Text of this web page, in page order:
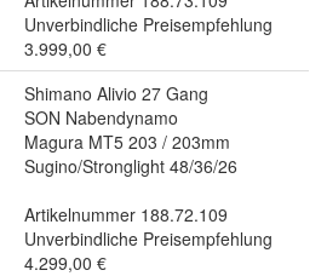
Unverbindliche Preisempfehlung
3.999,00 €
Shimano Alivio 27 Gang
SON Nabendynamo
Magura MT5 203 / 203mm
Sugino/Stronglight 48/36/26
Artikelnummer 188.72.109
Unverbindliche Preisempfehlung
4.299,00 €